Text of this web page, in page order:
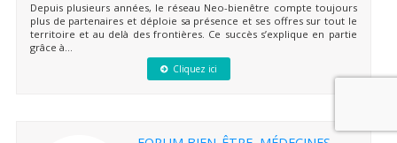
Depuis plusieurs années, le réseau Neo-bienêtre compte toujours
plus de partenaires et déploie sa présence et ses offres sur tout le
territoire et au delà des frontières. Ce succès s’explique en partie
grâce à...
Cliquez ici